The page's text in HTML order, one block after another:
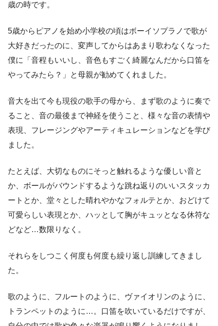
歳の時です。
5歳からピアノを始め小学校の頃はボーイソプラノで歌が
大好きだったのに、変声してからはあまり歌わなくなった
僕に「音程もいいし、音色もすごく綺麗なんだから口笛を
やってみたら？」と母親が勧めてくれました。
音大を出て今も現役の歌手の母から、まず歌のように奏で
ること、音の最後まで神経を使うこと、様々な音の表情や
表現、フレージングやアーティキュレーションなどを学び
ました。
たとえば、大切なものにそっと触れるような優しい音と
か、ボールがバウンドするような跳ね返りのいいスタッカ
ートとか、堂々とした晴れやかなフォルテとか、おどけて
可愛らしい表現とか、ハッとして胸がキュッとなる休符な
どなど…数限りなく。
それらをしつこく何度も何度も繰り返し訓練してきまし
た。
歌のように、フルートのように、ヴァイオリンのように、
トランペットのように…。口笛を吹いているだけですが、